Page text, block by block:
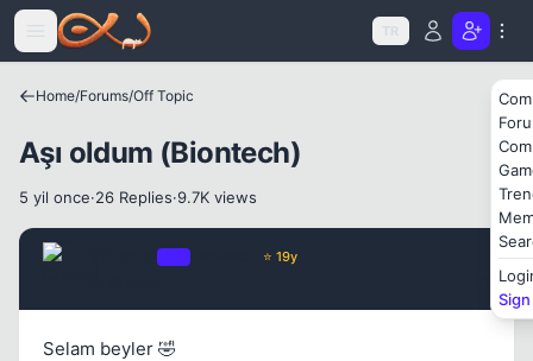
Icerige atla
TR
Home/Forums/Off Topic
Aşı oldum (Biontech)
5 yil once·26 Replies·9.7K views
⭐ 19y
Selam beyler 🤣
Kapat